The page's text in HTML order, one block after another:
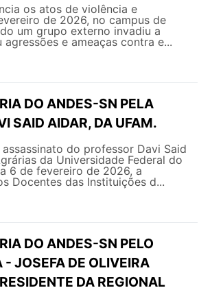
os atos de violência e
de 2026, no campus de
um grupo externo invadiu a
e ameaças contra e...
DO ANDES-SN PELA
SAID AIDAR, DA UFAM.
do professor Davi Said
da Universidade Federal do
6 de fevereiro de 2026, a
Docentes das Instituições d...
DO ANDES-SN PELO
JOSEFA DE OLIVEIRA
DA REGIONAL